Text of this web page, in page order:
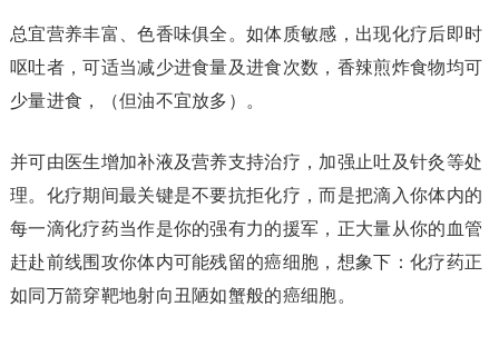
总宜营养丰富、色香味俱全。如体质敏感，出现化疗后即时
呕吐者，可适当减少进食量及进食次数，香辣煎炸食物均可
少量进食，（但油不宜放多）。
并可由医生增加补液及营养支持治疗，加强止吐及针灸等处
理。化疗期间最关键是不要抗拒化疗，而是把滴入你体内的
每一滴化疗药当作是你的强有力的援军，正大量从你的血管
赶赴前线围攻你体内可能残留的癌细胞，想象下：化疗药正
如同万箭穿靶地射向丑陋如蟹般的癌细胞。